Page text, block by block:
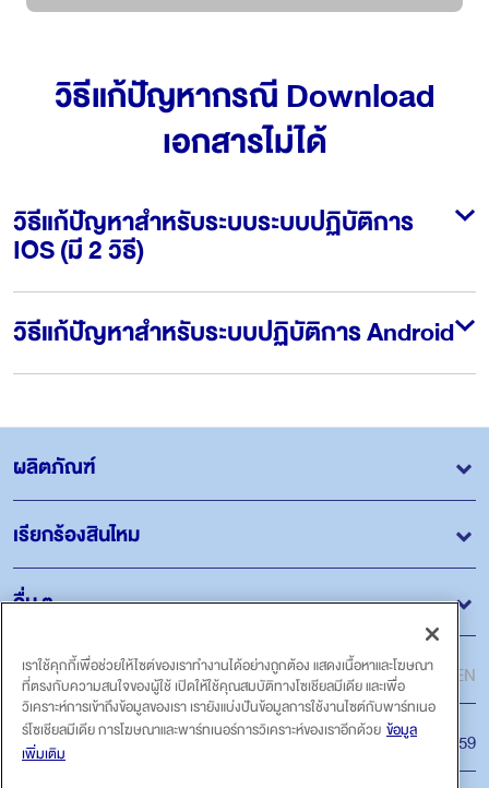
วิธีแก้ปัญหากรณี Download
เอกสารไม่ได้
วิธีแก้ปัญหาสำหรับระบบระบบปฏิบัติการ
IOS (มี 2 วิธี)
วิธีแก้ปัญหาสำหรับระบบปฏิบัติการ Android
ผลิตภัณฑ์
เรียกร้องสินไหม
อื่น ๆ
ภาษา
ไทย EN
สายด่วน โทร.1159
เราใช้คุกกี้เพื่อช่วยให้ไซต์ของเราทำงานได้อย่างถูกต้อง แสดงเนื้อหาและโฆษณา
ที่ตรงกับความสนใจของผู้ใช้ เปิดให้ใช้คุณสมบัติทางโซเชียลมีเดีย และเพื่อ
วิเคราะห์การเข้าถึงข้อมูลของเรา เรายังแบ่งปันข้อมูลการใช้งานไซต์กับพาร์ทเนอ
ร์โซเชียลมีเดีย การโฆษณาและพาร์ทเนอร์การวิเคราะห์ของเราอีกด้วย ข้อมูล
เพิ่มเติม